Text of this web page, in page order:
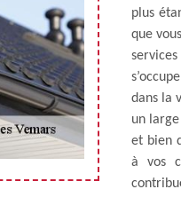
plus
que
dans la
un
et bien
à vos